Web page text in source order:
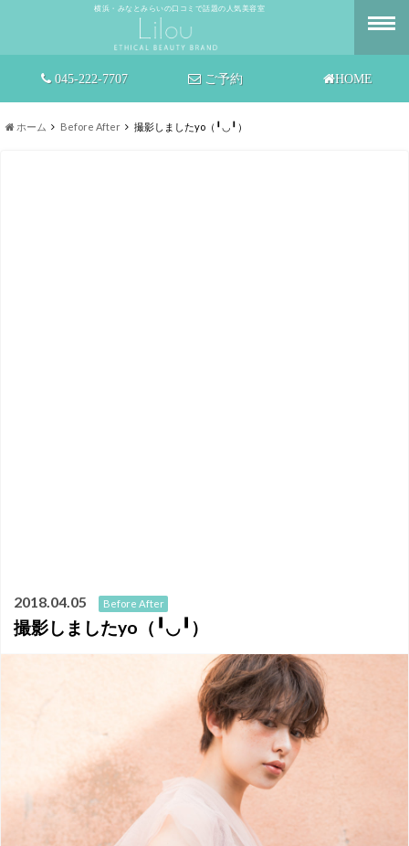
横浜・みなとみらいの口コミで話題の人気美容室
HOME
ご予約
045-222-7707
ホーム Before After 撮影しましたyo（╹◡╹）
2018.04.05 Before After
撮影しましたyo（╹◡╹）